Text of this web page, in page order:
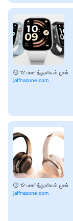
🕑 12 மணித்துளிகள் முன்
jaffnazone.com
🕑 12 மணித்துளிகள் முன்
jaffnazone.com